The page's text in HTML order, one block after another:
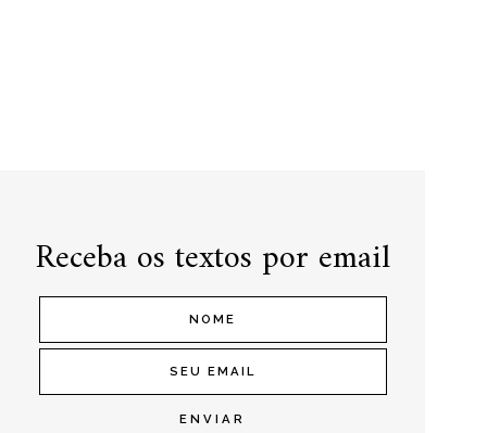
Receba os textos por email